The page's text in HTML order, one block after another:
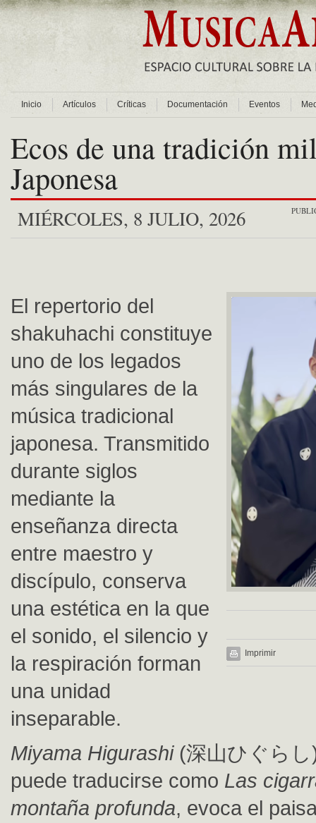
Inicio Artículos Críticas Documentación Eventos
Ecos de una tradición
Japonesa
MIÉRCOLES, 8 JULIO, 2026
Imprimir
El repertorio del
shakuhachi constituye
uno de los legados
más singulares de la
música tradicional
japonesa. Transmitido
durante siglos
mediante la
enseñanza directa
entre maestro y
discípulo, conserva
una estética en la que
el sonido, el silencio y
la respiración forman
una unidad
inseparable.
Miyama Higurashi(深山ひぐらし
puede traducirse como Las
montaña profunda, evoca el